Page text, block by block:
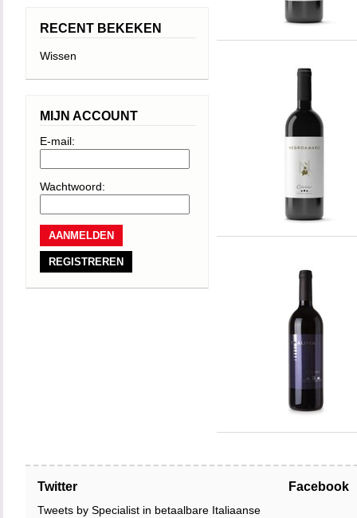
RECENT BEKEKEN
Wissen
MIJN ACCOUNT
E-mail:
Wachtwoord:
REGISTREREN
Twitter
Tweets by Specialist in betaalbare Italiaanse
Facebook